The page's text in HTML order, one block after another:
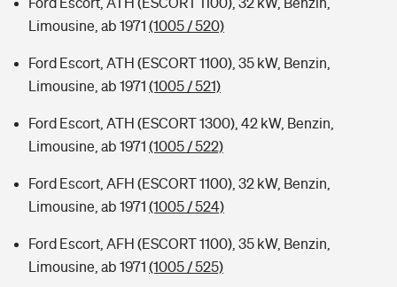
Limousine, ab 1971 (1005 / 520)
Ford Escort, ATH (ESCORT 1100), 35 kW, Benzin,
Limousine, ab 1971 (1005 / 521)
Ford Escort, ATH (ESCORT 1300), 42 kW, Benzin,
Limousine, ab 1971 (1005 / 522)
Ford Escort, AFH (ESCORT 1100), 32 kW, Benzin,
Limousine, ab 1971 (1005 / 524)
Ford Escort, AFH (ESCORT 1100), 35 kW, Benzin,
Limousine, ab 1971 (1005 / 525)